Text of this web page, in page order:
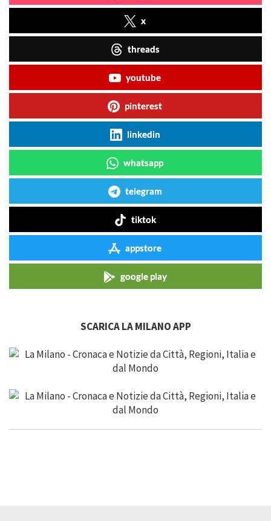
x
threads
youtube
pinterest
linkedin
whatsapp
telegram
tiktok
appstore
google play
SCARICA LA MILANO APP